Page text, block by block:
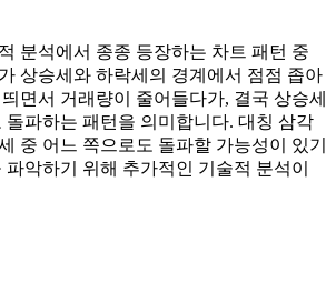
분석에서 종종 등장하는 차트 패턴 중
상승세와 하락세의 경계에서 점점 좁아
면서 거래량이 줄어들다가, 결국 상승세
돌파하는 패턴을 의미합니다. 대칭 삼각
중 어느 쪽으로도 돌파할 가능성이 있기
악하기 위해 추가적인 기술적 분석이